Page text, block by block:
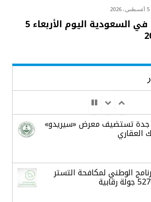
5 أغسطس، 2026
أسعار الذهب في السعودية اليوم الأربعاء 5
جدة تستضيف معرض «سيريدو»
العقاري
الوطني لمكافحة التستر